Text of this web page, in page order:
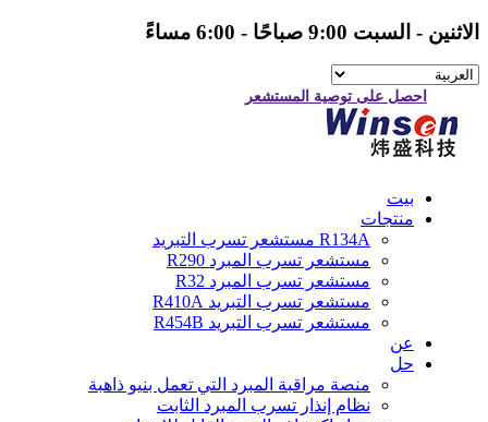
الاثنين - السبت 9:00 صباحًا - 6:00 مساءً
احصل على توصية المستشعر
بيت
منتجات
R134A مستشعر تسرب التبريد
مستشعر تسرب المبرد R290
مستشعر تسرب المبرد R32
مستشعر تسرب التبريد R410A
مستشعر تسرب التبريد R454B
عن
حل
منصة مراقبة المبرد التي تعمل بنيو ذاهبة
نظام إنذار تسرب المبرد الثابت